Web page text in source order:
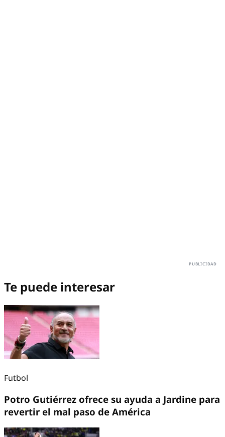
Te puede interesar
Futbol
Potro Gutiérrez ofrece su ayuda a Jardine para
revertir el mal paso de América